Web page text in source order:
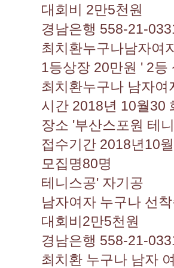
대회비 2만5천원
경남은행 558-21-
최치환누구나남자여
1등상장 20만원 ' 2등
최치환누구나 남자
시간 2018년 10월30
장소 '부산스포원 테
접수기간 2018년10
모집명80명
테니스공' 자기공
남자여자 누구나 선
대회비2만5천원
경남은행 558-21-
최치환 누구나 남자